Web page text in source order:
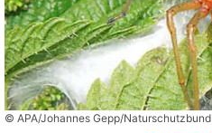
© APA/Johannes Gepp/Naturschutzbund